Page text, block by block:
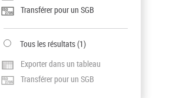
Transférer pour un SGB
Tous les résultats(1)
Exporter dans un tableau
Transférer pour un SGB